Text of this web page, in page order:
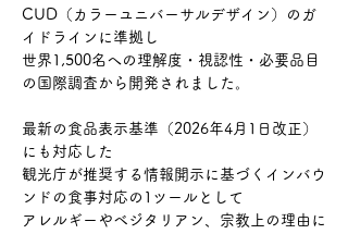
CUD（カラーユニバーサルデザイン）のガ
イドラインに準拠し
世界1,500名への理解度・視認性・必要品目
の国際調査から開発されました。
最新の食品表示基準（2026年4月1日改正）
にも対応した
観光庁が推奨する情報開示に基づくインバウ
ンドの食事対応の1ツールとして
アレルギーやベジタリアン、宗教上の理由に